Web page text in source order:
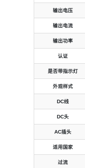
输出电压
输出电流
输出功率
认证
是否带指示灯
外观样式
DC线
DC头
AC插头
适用国家
过流